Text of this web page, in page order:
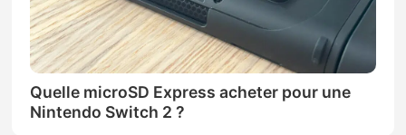
Quelle microSD Express acheter pour une
Nintendo Switch 2 ?